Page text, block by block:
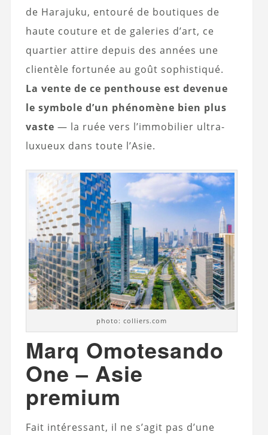
de Harajuku, entouré de boutiques de
haute couture et de galeries d’art, ce
quartier attire depuis des années une
clientèle fortunée au goût sophistiqué.
La vente de ce penthouse est devenue
le symbole d’un phénomène bien plus
vaste — la ruée vers l’immobilier ultra-
luxueux dans toute l’Asie.
photo: colliers.com
Marq Omotesando
One – Asie
premium
Fait intéressant, il ne s’agit pas d’une